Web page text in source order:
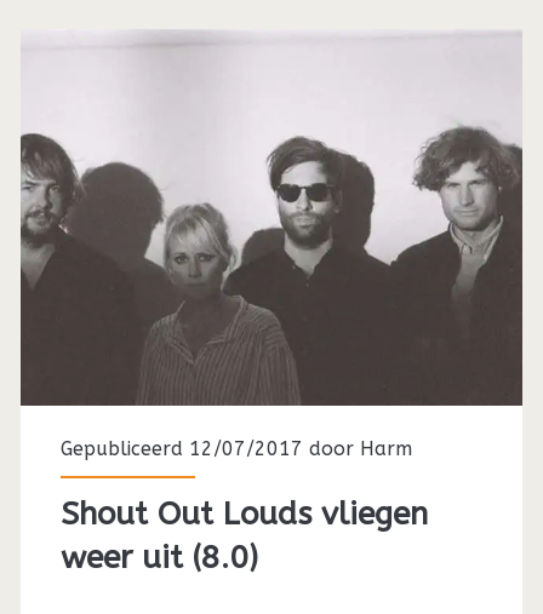
Gepubliceerd 12/07/2017 door Harm
Shout Out Louds vliegen
weer uit (8.0)